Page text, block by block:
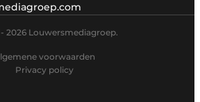
- 2026 Louwersmediagroep.
voorwaarden
Privacy policy